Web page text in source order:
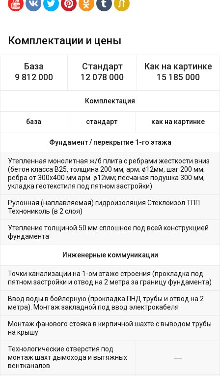
Комплектации и цены
База
9 812 000
Стандарт
12 078 000
Как на картинке
15 185 000
Комплектация
база стандарт как на картинке
Фундамент / перекрытие 1-го этажа
Утепленная монолитная ж/б плита с ребрами жесткости вниз
(бетон класса В25, толщина 200 мм, арм. ø12мм, шаг 200 мм;
ребра от 300х400 мм арм. ø12мм; песчаная подушка 300 мм,
укладка геотекстиля под пятном застройки)
Рулонная (наплавляемая) гидроизоляция Стеклоизол ТПП
Технониколь (в 2 слоя)
Утепление толщиной 50 мм сплошное под всей конструкцией
фундамента
Инженерные коммуникации
Точки канализации на 1-ом этаже строения (прокладка под
пятном застройки и отвод на 2 метра за границу фундамента)
Ввод воды в бойлерную (прокладка ПНД трубы и отвод на 2
метра). Монтаж закладной под ввод электрокабеля
Монтаж фанового стояка в кирпичной шахте с выводом трубы
на крышу
Технологические отверстия под
монтаж шахт дымохода и вытяжных
вентканалов